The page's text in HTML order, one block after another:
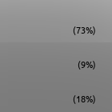
(73%)
(9%)
(18%)